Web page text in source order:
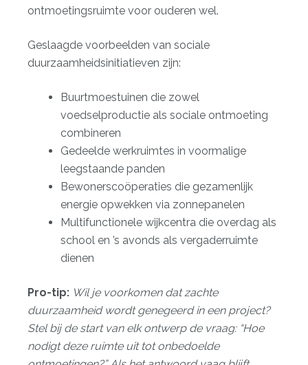
ontmoetingsruimte voor ouderen wel.
Geslaagde voorbeelden van sociale
duurzaamheidsinitiatieven zijn:
Buurtmoestuinen die zowel
voedselproductie als sociale ontmoeting
combineren
Gedeelde werkruimtes in voormalige
leegstaande panden
Bewonerscoöperaties die gezamenlijk
energie opwekken via zonnepanelen
Multifunctionele wijkcentra die overdag als
school en ’s avonds als vergaderruimte
dienen
Pro-tip: Wil je voorkomen dat zachte
duurzaamheid wordt genegeerd in een project?
Stel bij de start van elk ontwerp de vraag: “Hoe
nodigt deze ruimte uit tot onbedoelde